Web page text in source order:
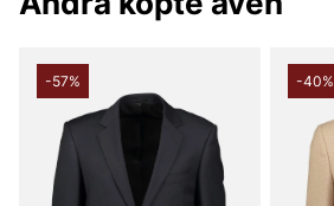
-57% -40%